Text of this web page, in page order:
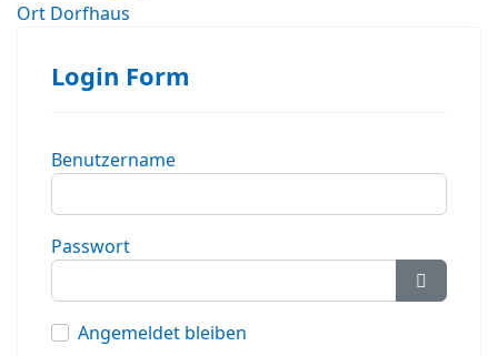
Ort Dorfhaus
Login Form
Benutzername
Passwort
Angemeldet bleiben